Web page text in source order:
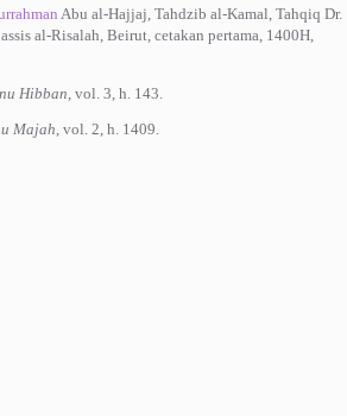
Abu al-Hajjaj, Tahdzib al-Kamal, Tahqiq Dr.
al-Risalah, Beirut, cetakan pertama, 1400H,
Hibban , vol. 3, h. 143.
Majah, vol. 2, h. 1409.